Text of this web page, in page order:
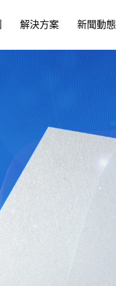
解決方案 新聞動態